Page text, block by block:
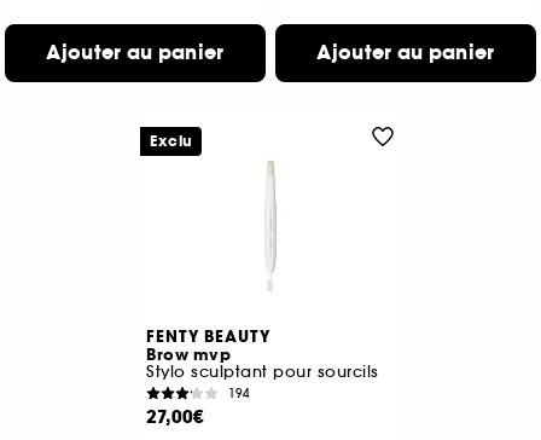
Ajouter au panier Ajouter au panier
FENTY BEAUTY
Brow mvp
Stylo sculptant pour sourcils
194
27,00€
Exclu